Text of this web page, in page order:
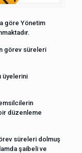
göre Yönetim
görev süreleri
üyelerini
düzenleme
süreleri dolmuş
şaibeli ve